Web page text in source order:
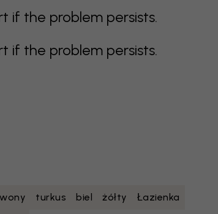
if the problem persists.
if the problem persists.
turkus biel żółty Łazienka